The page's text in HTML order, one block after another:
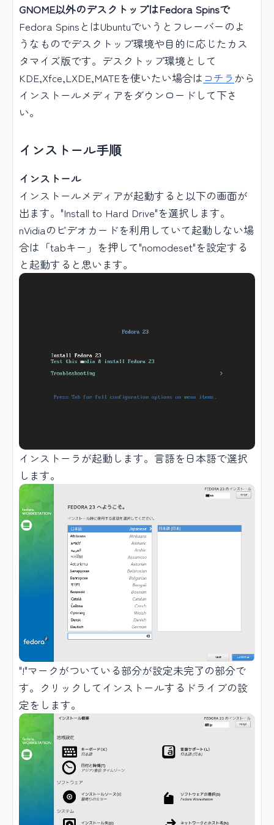
GNOME以外のデスクトップはFedora Spinsで
Fedora SpinsとはUbuntuでいうとフレーバーのよ
うなものでデスクトップ環境や目的に応じたカス
タマイズ版です。デスクトップ環境として
KDE,Xfce,LXDE,MATEを使いたい場合は コチラ から
インストールメディアをダウンロードして下さ
い。
インストール手順
インストール
インストールメディアが起動すると以下の画面が
出ます。"Install to Hard Drive"を選択します。
nVidiaのビデオカードを利用していて起動しない場
合は「tabキー」を押して"nomodeset"を設定する
と起動すると思います。
インストーラが起動します。言語を日本語で選択
します。
"!"マークがついている部分が設定未完了の部分で
す。クリックしてインストールするドライブの設
定をします。